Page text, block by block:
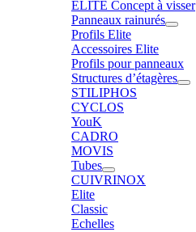
ELITE Concept à visser
Panneaux rainurés
Profils Elite
Accessoires Elite
Profils pour panneaux
Structures d’étagères
STILIPHOS
CYCLOS
YouK
CADRO
MOVIS
Tubes
CUIVRINOX
Elite
Classic
Echelles